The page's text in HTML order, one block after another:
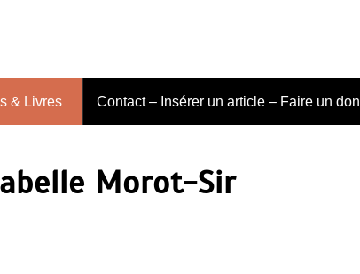
& Livres Contact – Insérer un article – Faire un don
Morot-Sir